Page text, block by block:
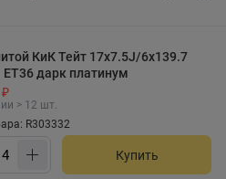
КиК Тейт 17x7.5J/6x139.7
ET36 дарк платинум
₽
> 12 шт.
R303332
Купить